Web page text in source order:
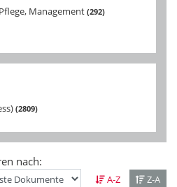
Management 292
2809
nach:
A-Z Z-A